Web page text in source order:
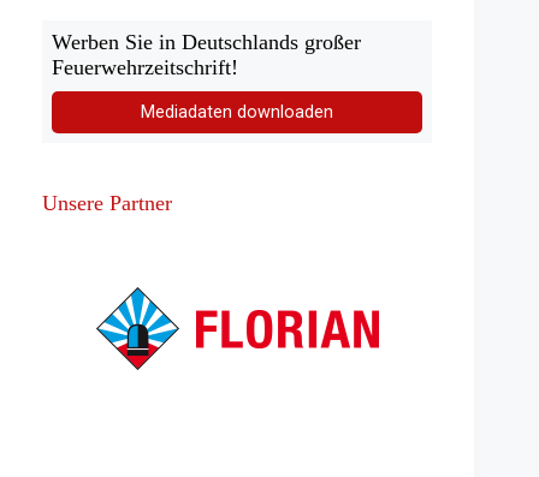
Werben Sie in Deutschlands großer
Feuerwehrzeitschrift!
Mediadaten downloaden
Unsere Partner